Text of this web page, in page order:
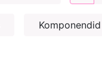
Komponendid